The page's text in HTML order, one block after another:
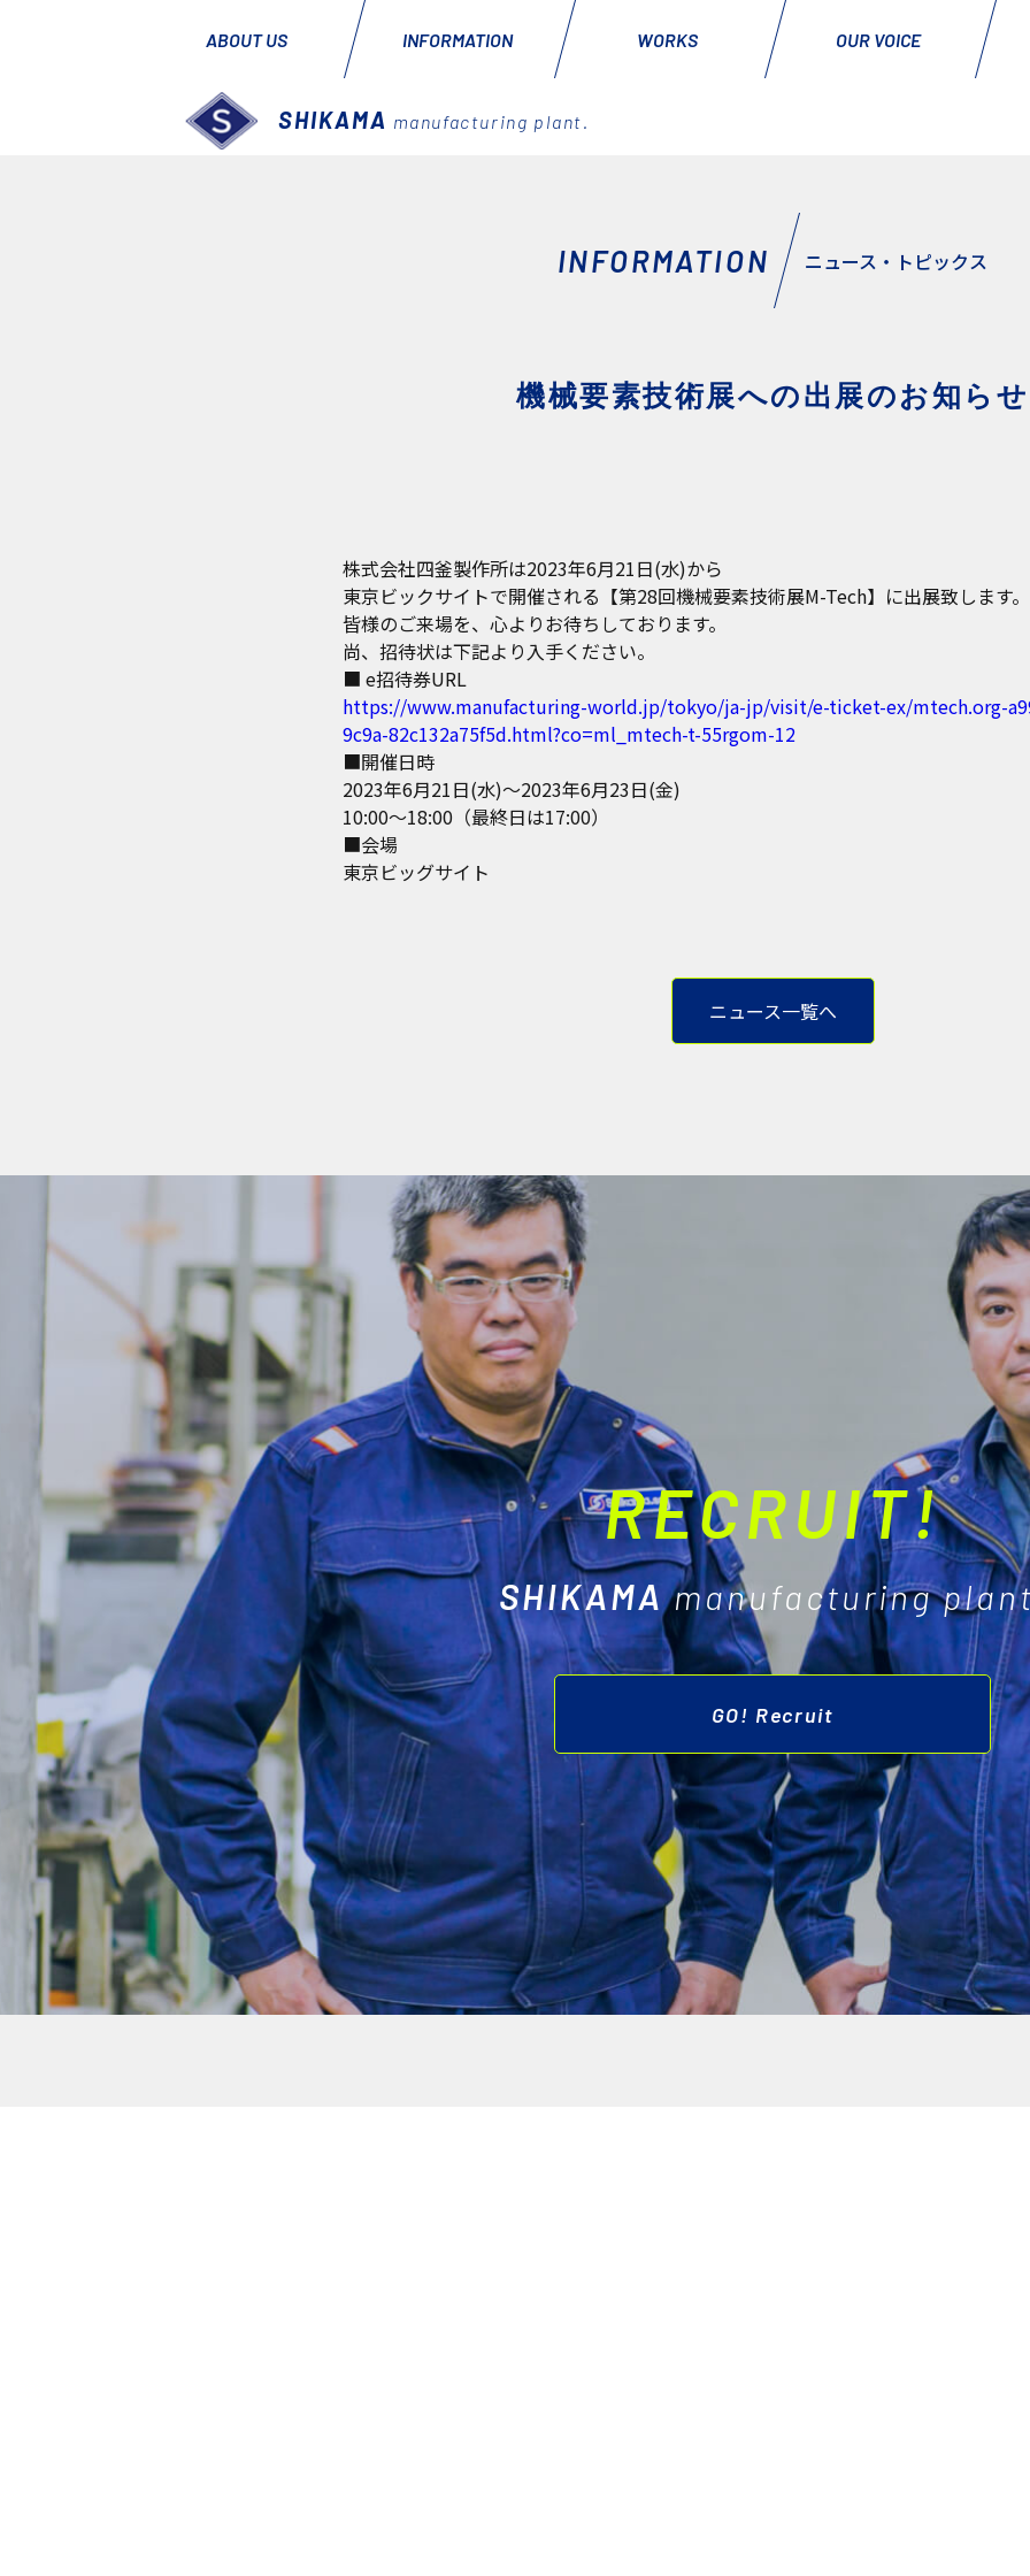
SHIKAMA manufacturing plant.
ABOUT US INFORMATION WORKS OUR VOICE
INFORMATION ニュース・トピックス
機械要素技術展への出展のお知らせ
株式会社四釜製作所は2023年6月21日(水)から
東京ビックサイトで開催される【第28回機械要素技術展M-Tech】に出展致します。
皆様のご来場を、心よりお待ちしております。
尚、招待状は下記より入手ください。
■ e招待券URL
https://www.manufacturing-world.jp/tokyo/ja-jp/visit/e-ticket-ex/mtech.org-
9c9a-82c132a75f5d.html?co=ml_mtech-t-55rgom-12
■開催日時
2023年6月21日(水)～2023年6月23日(金)
10:00～18:00（最終日は17:00）
■会場
東京ビッグサイト
ニュース一覧へ
RECRUIT!
SHIKAMAmanufacturing
GO! Recruit